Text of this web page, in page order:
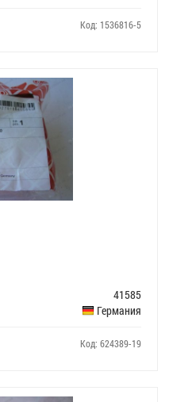
Код: 1536816-5
41585
Германия
Код: 624389-19